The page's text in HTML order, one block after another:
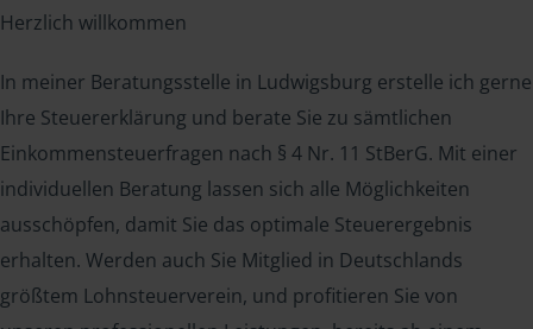
Herzlich willkommen
In meiner Beratungsstelle in Ludwigsburg erstelle ich gerne
Ihre Steuererklärung und berate Sie zu sämtlichen
Einkommensteuerfragen nach § 4 Nr. 11 StBerG. Mit einer
individuellen Beratung lassen sich alle Möglichkeiten
ausschöpfen, damit Sie das optimale Steuerergebnis
erhalten. Werden auch Sie Mitglied in Deutschlands
größtem Lohnsteuerverein, und profitieren Sie von